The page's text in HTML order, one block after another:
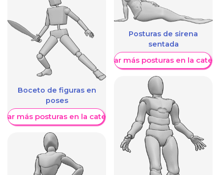
Boceto de figuras en
poses
más posturas en la categoría
Posturas de sirena
sentada
Mostrar más posturas en la